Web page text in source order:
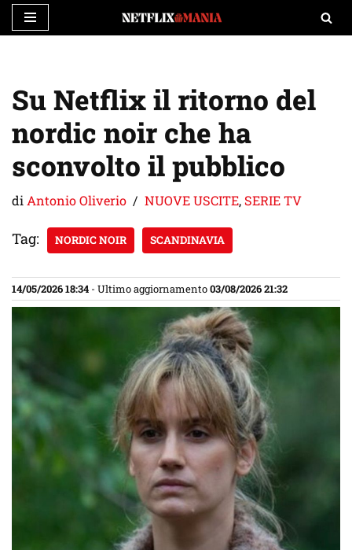
contenuto
Su Netflix il ritorno del
nordic noir che ha
sconvolto il pubblico
di Antonio Oliverio NUOVE USCITE,SERIE TV
Tag: NORDIC NOIR SCANDINAVIA
14/05/2026 18:34 - Ultimo aggiornamento03/08/2026 21:32